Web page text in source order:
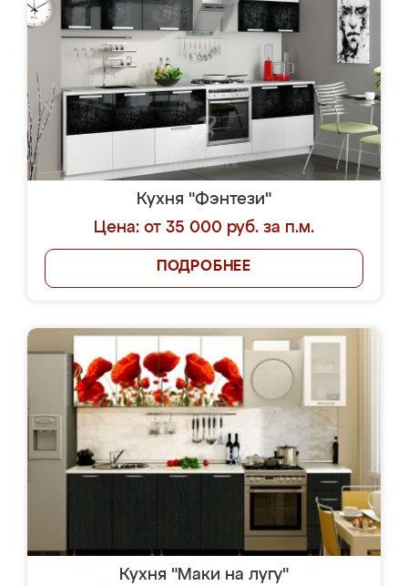
Кухня "Фэнтези"
Цена: от 35 000 руб. за п.м.
ПОДРОБНЕЕ
Кухня "Маки на лугу"